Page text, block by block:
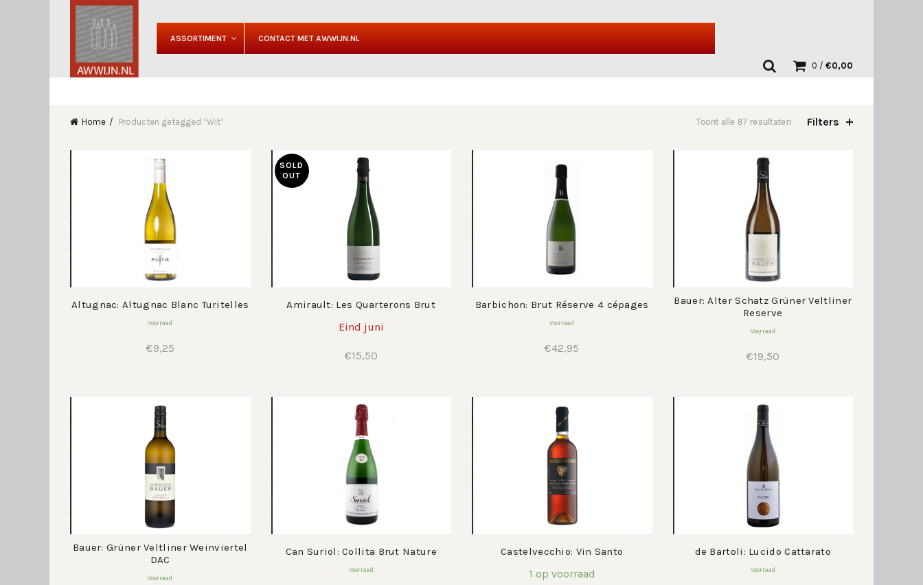
ASSORTIMENT CONTACT MET AWWIJN.NL
0 / €0,00
Home Producten getagged “Wit” Toont alle 87 resultaten Filters
Altugnac: Altugnac Blanc Turitelles
Voorraad
€9,25
SOLD
OUT
Amirault: Les Quarterons Brut
Eind juni
€15,50
Barbichon: Brut Réserve 4 cépages
Voorraad
€42,95
Bauer: Alter Schatz Grüner Veltliner
Reserve
Voorraad
€19,50
Bauer: Grüner Veltliner Weinviertel
DAC
Voorraad
Can Suriol: Collita Brut Nature
Voorraad
Castelvecchio: Vin Santo
1 op voorraad
de Bartoli: Lucido Cattarato
Voorraad